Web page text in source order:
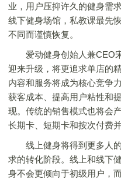
业，用户压抑许久的健身需
线下健身场馆，私教课最先
不同而谨慎恢复。
爱动健身创始人兼CEO宋
迎来升级，将更追求单店的
内容和服务将成为核心竞争
获客成本、提高用户粘性和
现。传统的销售模式也将会
长期卡、短期卡和按次付费
线上健身将得到更多人的
求的转化阶段。线上和线下
身不会更倾向于初级用户，